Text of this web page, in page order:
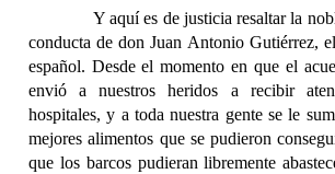
Y aquí es de justicia resaltar la noble
conducta de don Juan Antonio Gutiérrez,
español. Desde el momento en que el
envió a nuestros heridos a recibir
hospitales, y a toda nuestra gente se le
mejores alimentos que se pudieron
que los barcos pudieran libremente